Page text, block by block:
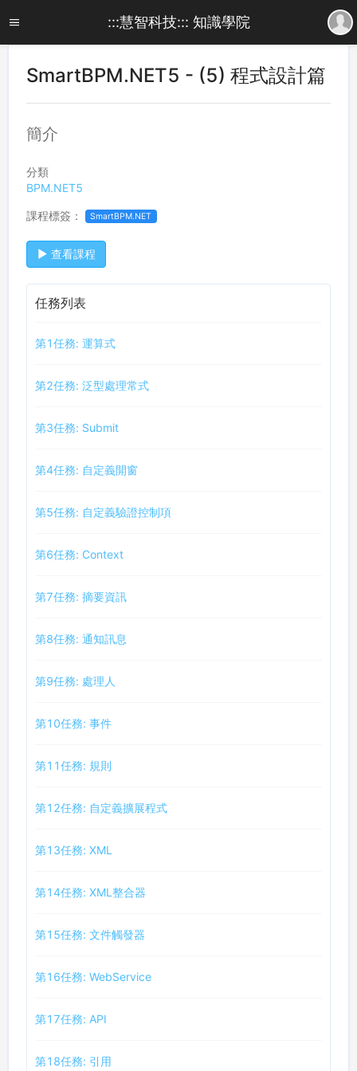
:::慧智科技::: 知識學院
SmartBPM.NET5 - (5) 程式設計篇
簡介
分類
BPM.NET5
課程標簽： SmartBPM.NET
查看課程
任務列表
第1任務: 運算式
第2任務: 泛型處理常式
第3任務: Submit
第4任務: 自定義開窗
第5任務: 自定義驗證控制項
第6任務: Context
第7任務: 摘要資訊
第8任務: 通知訊息
第9任務: 處理人
第10任務: 事件
第11任務: 規則
第12任務: 自定義擴展程式
第13任務: XML
第14任務: XML整合器
第15任務: 文件觸發器
第16任務: WebService
第17任務: API
第18任務: 引用